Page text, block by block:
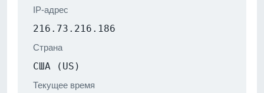
IP-адрес
216.73.216.186
Страна
США (US)
Текущее время